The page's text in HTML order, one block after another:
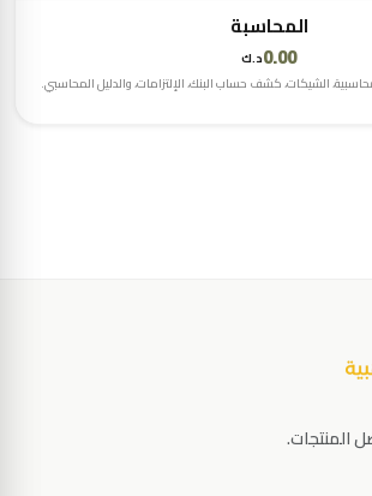
المحاسبة
0.00د.ك
الشيكات، كشف حساب البنك، الإلتزامات، والدليل المحاسبي.
المنتجات.